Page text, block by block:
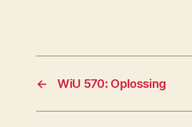
← WiU 570: Oplossing